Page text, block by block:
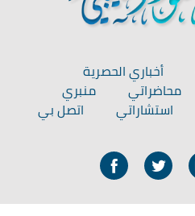
أخباري الحصرية
محاضراتي
منبري
استشاراتي اتصل بي